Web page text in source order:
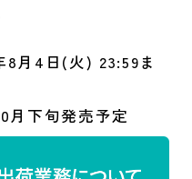
8月4日(火) 23:59ま
月下旬発売予定